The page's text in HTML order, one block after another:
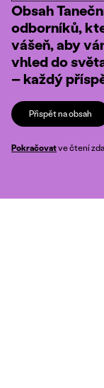
Obsah
odborníků,
vášeň, aby
vhled do
– každý
Přispět na obsah
Pokračovatve čtení